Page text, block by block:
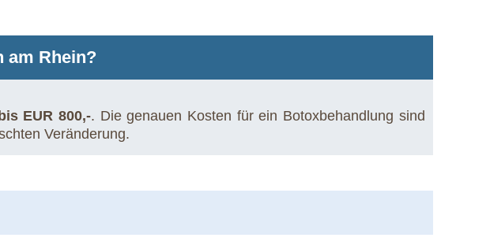
am Rhein?
EUR 800,-. Die genauen Kosten für ein Botoxbehandlung sind
Veränderung.